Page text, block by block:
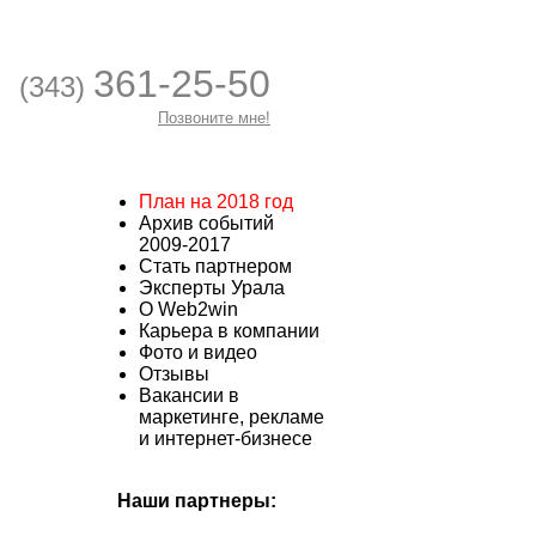
(343) 361-25-50
Позвоните мне!
План на 2018 год
Архив событий
2009-2017
Стать партнером
Эксперты Урала
О Web2win
Карьера в компании
Фото и видео
Отзывы
Вакансии в
маркетинге, рекламе
и интернет-бизнесе
Наши партнеры: